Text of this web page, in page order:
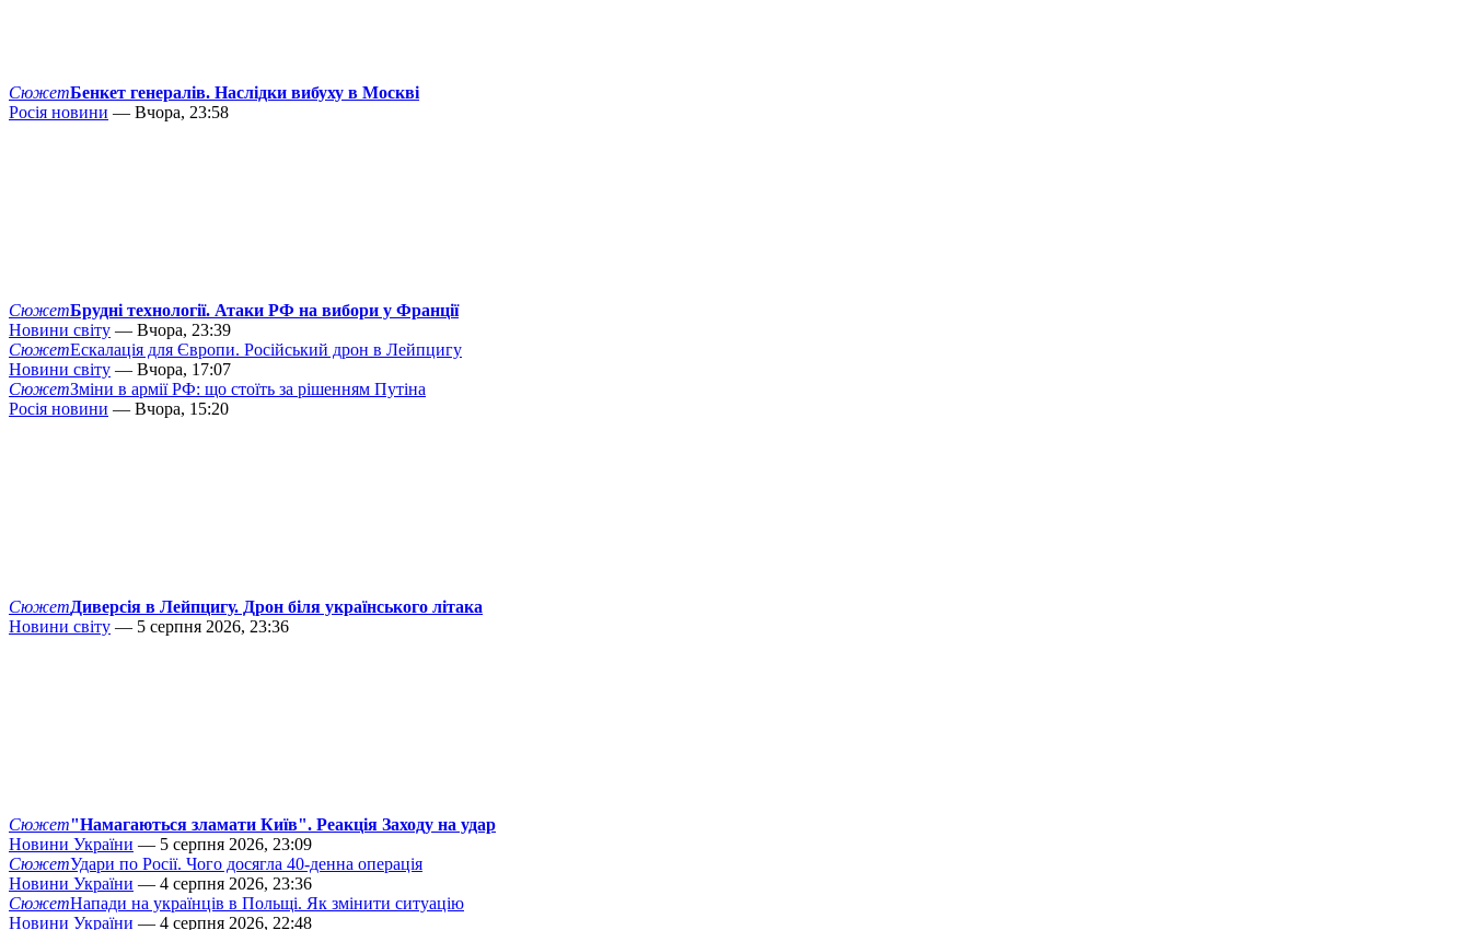
СюжетБенкет генералів. Наслідки вибуху в Москві
Росія новини — Вчора, 23:58
СюжетБрудні технології. Атаки РФ на вибори у Франції
Новини світу — Вчора, 23:39
СюжетЕскалація для Європи. Російський дрон в Лейпцигу
Новини світу — Вчора, 17:07
СюжетЗміни в армії РФ: що стоїть за рішенням Путіна
Росія новини — Вчора, 15:20
СюжетДиверсія в Лейпцигу. Дрон біля українського літака
Новини світу — 5 серпня 2026, 23:36
Сюжет"Намагаються зламати Київ". Реакція Заходу на удар
Новини України — 5 серпня 2026, 23:09
СюжетУдари по Росії. Чого досягла 40-денна операція
Новини України — 4 серпня 2026, 23:36
СюжетНапади на українців в Польщі. Як змінити ситуацію
Новини України — 4 серпня 2026, 22:48